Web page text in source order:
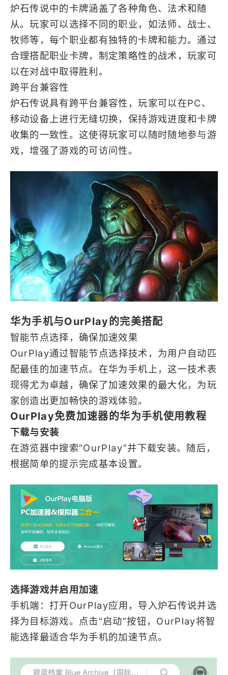
炉石传说中的卡牌涵盖了各种角色、法术和随
从。玩家可以选择不同的职业，如法师、战士、
牧师等，每个职业都有独特的卡牌和能力。通过
合理搭配职业卡牌，制定策略性的战术，玩家可
以在对战中取得胜利。
跨平台兼容性
炉石传说具有跨平台兼容性，玩家可以在PC、
移动设备上进行无缝切换，保持游戏进度和卡牌
收集的一致性。这使得玩家可以随时随地参与游
戏，增强了游戏的可访问性。
华为手机与OurPlay的完美搭配
智能节点选择，确保加速效果
OurPlay通过智能节点选择技术，为用户自动匹
配最佳的加速节点。在华为手机上，这一技术表
现得尤为卓越，确保了加速效果的最大化，为玩
家创造出更加畅快的游戏体验。
OurPlay免费加速器的华为手机使用教程
下载与安装
在游览器中搜索“OurPlay”并下载安装。随后，
根据简单的提示完成基本设置。
选择游戏并启用加速
手机端：打开OurPlay应用，导入炉石传说并选
择为目标游戏。点击“启动”按钮，OurPlay将智
能选择最适合华为手机的加速节点。